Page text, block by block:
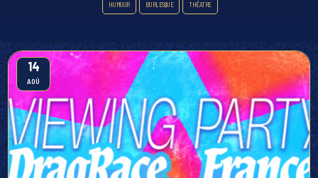
HUMOUR BURLESQUE THÊATRE